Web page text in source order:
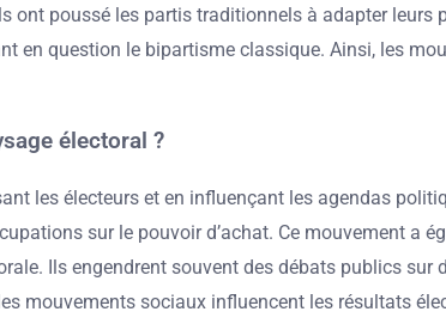
poussé les partis traditionnels à adapter
en question le bipartisme classique. Ainsi, les
électoral ?
les électeurs et en influençant les agendas
sur le pouvoir d’achat. Ce mouvement a
Ils engendrent souvent des débats publics sur
mouvements sociaux influencent les résultats